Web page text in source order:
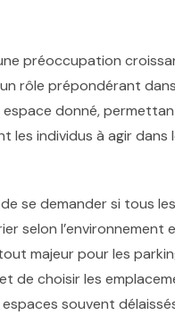
préoccupation
rôle prépondérant
donné,
les individus à agir dans
se demander si tous
selon
majeur pour les
de choisir les
souvent